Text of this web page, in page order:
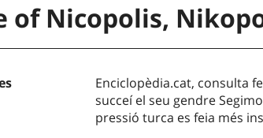
of Nicopolis,
Enciclopèdia.cat, consulta
succeí el seu gendre
pressió turca es feia més